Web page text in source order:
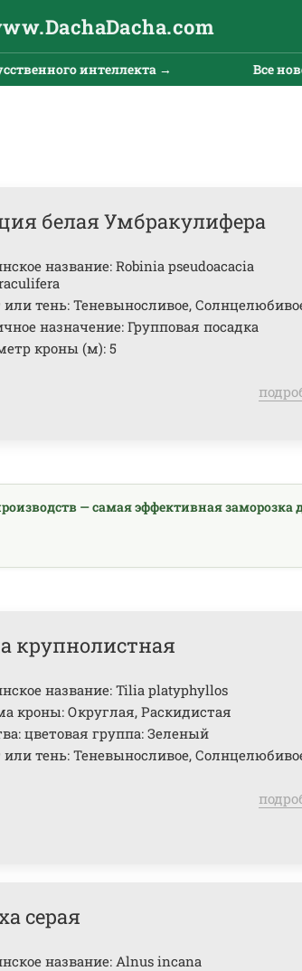
интеллекта → Все новости
белая Умбракулифера
название: Robinia pseudoacacia
или тень: Теневыносливое,
назначение: Групповая посадка
кроны (м): 5
— самая эффективная заморозка
крупнолистная
название: Tilia platyphyllos
кроны: Округлая, Раскидистая
цветовая группа: Зеленый
или тень: Теневыносливое,
серая
название: Alnus incana